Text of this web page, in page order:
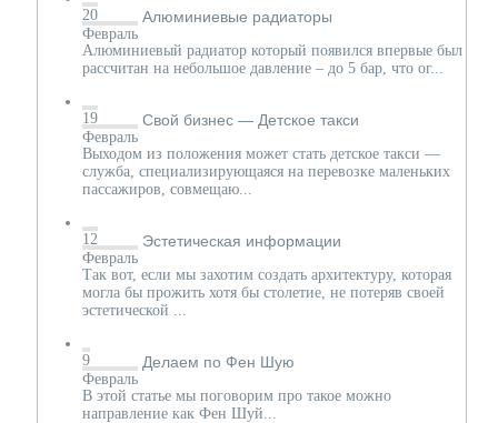
20
Февраль
Алюминиевые радиаторы
Алюминиевый радиатор который появился впервые был
рассчитан на небольшое давление – до 5 бар, что ог...
19
Февраль
Свой бизнес — Детское такси
Выходом из положения может стать детское такси —
служба, специализирующаяся на перевозке маленьких
пассажиров, совмещаю...
12
Февраль
Эстетическая информации
Так вот, если мы захотим создать архитектуру, которая
могла бы прожить хотя бы столетие, не потеряв своей
эстетической ...
9
Февраль
Делаем по Фен Шую
В этой статье мы поговорим про такое можно
направление как Фен Шуй...